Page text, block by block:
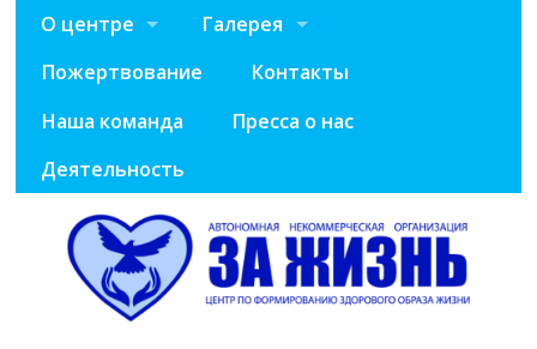
О центре
Галерея
Пожертвование
Контакты
Наша команда
Пресса о нас
Деятельность